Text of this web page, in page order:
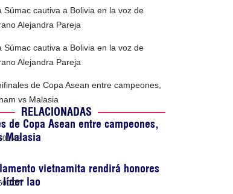
Súmac cautiva a Bolivia en la voz de
Alejandra Pareja
Súmac cautiva a Bolivia en la voz de
Alejandra Pareja
de Copa Asean entre campeones,
vs Malasia
RELACIONADAS
de Copa Asean entre campeones,
Malasia
01:42
vietnamita rendirá honores
lao
00:07